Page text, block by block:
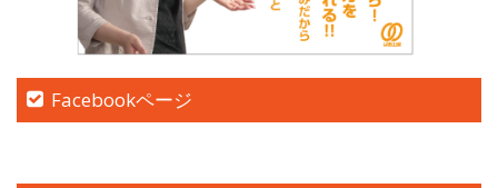
Facebookページ